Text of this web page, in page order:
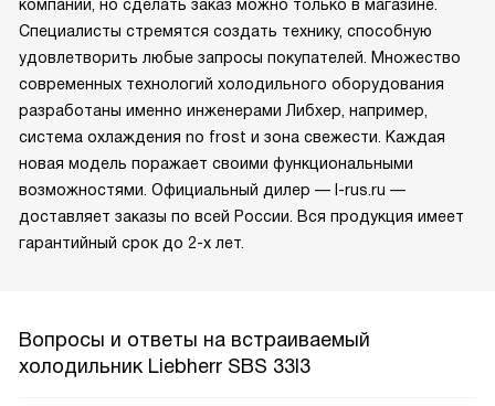
компании, но сделать заказ можно только в магазине.
Специалисты стремятся создать технику, способную
удовлетворить любые запросы покупателей. Множество
современных технологий холодильного оборудования
разработаны именно инженерами Либхер, например,
система охлаждения no frost и зона свежести. Каждая
новая модель поражает своими функциональными
возможностями. Официальный дилер — l-rus.ru —
доставляет заказы по всей России. Вся продукция имеет
гарантийный срок до 2-х лет.
Вопросы и ответы на встраиваемый
холодильник Liebherr SBS 33I3